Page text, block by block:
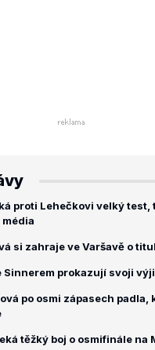
proti Lehečkovi velký test,
si zahraje ve Varšavě o titul
Sinnerem prokazují svoji
po osmi zápasech padla,
těžký boj o osmifinále na